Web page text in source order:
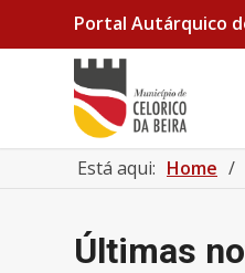
Portal Autárquico
Está aqui: Home /
Últimas